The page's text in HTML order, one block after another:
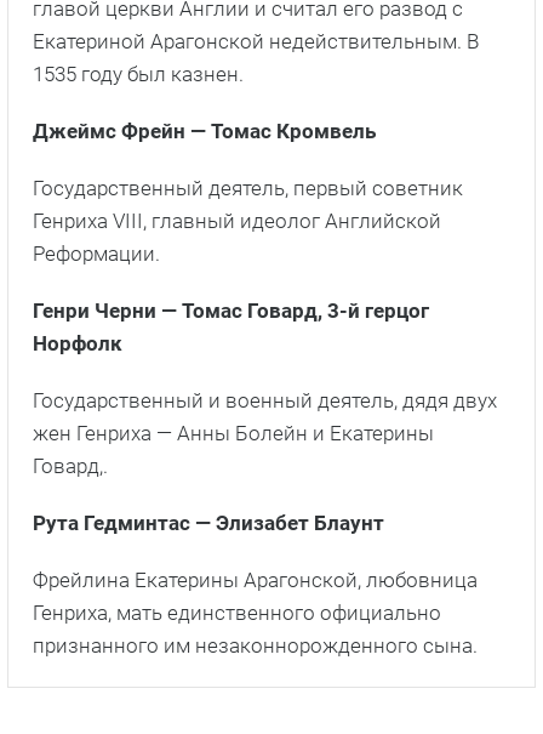
главой церкви Англии и считал его развод с
Екатериной Арагонской недействительным. В
1535 году был казнен.
Джеймс Фрейн — Томас Кромвель
Государственный деятель, первый советник
Генриха VIII, главный идеолог Английской
Реформации.
Генри Черни — Томас Говард, 3-й герцог
Норфолк
Государственный и военный деятель, дядя двух
жен Генриха — Анны Болейн и Екатерины
Говард,.
Рута Гедминтас — Элизабет Блаунт
Фрейлина Екатерины Арагонской, любовница
Генриха, мать единственного официально
признанного им незаконнорожденного сына.